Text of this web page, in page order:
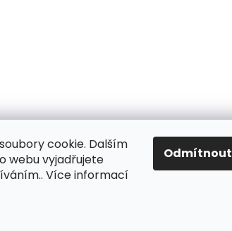
cookie. Dalším
webu vyjadřujete
Více informací
Odmítnout
Kamenné prodejny Kosmetika Provita